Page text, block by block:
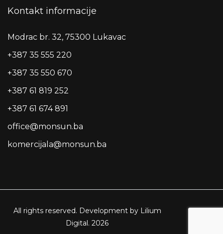
Kontakt informacije
Modrac br. 32, 75300 Lukavac
+387 35 555 220
+387 35 550 670
+387 61 819 252
+387 61 674 891
office@monsun.ba
komercijala@monsun.ba
All rights reserved. Development by Lilium
Digital. 2026